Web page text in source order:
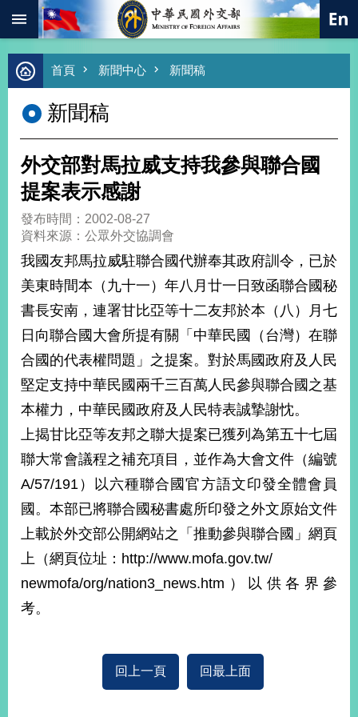
跳到主要內容區塊
進
階
尋
熱
總
合
外
交
價
值
外
交
經
濟
不
落
海
和
平
護
照
首頁 新聞中心 新聞稿
新聞稿
外交部對馬拉威支持我參與聯合國
提案表示感謝
發布時間：2002-08-27
資料來源：公眾外交協調會
我國友邦馬拉威駐聯合國代辦奉其政府訓令，已於
美東時間本（九十一）年八月廿一日致函聯合國秘
書長安南，連署甘比亞等十二友邦於本（八）月七
日向聯合國大會所提有關「中華民國（台灣）在聯
合國的代表權問題」之提案。對於馬國政府及人民
堅定支持中華民國兩千三百萬人民參與聯合國之基
本權力，中華民國政府及人民特表誠摯謝忱。
上揭甘比亞等友邦之聯大提案已獲列為第五十七屆
聯大常會議程之補充項目，並作為大會文件（編號
A/57/191）以六種聯合國官方語文印發全體會員
國。本部已將聯合國秘書處所印發之外文原始文件
上載於外交部公開網站之「推動參與聯合國」網頁
上（網頁位址：http://www.mofa.gov.tw/
newmofa/org/nation3_news.htm）以供各界參
考。
回上一頁 回最上面